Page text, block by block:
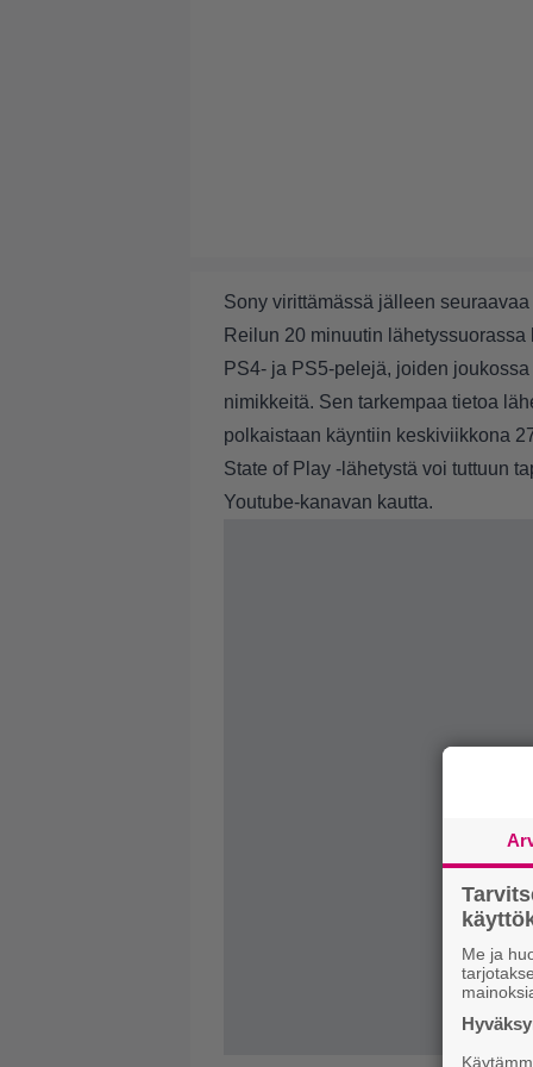
Sony virittämässä jälleen
Reilun 20 minuutin
PS4- ja PS5-pelejä, joiden
nimikkeitä. Sen tarkempaa tietoa
polkaistaan käyntiin keskiviikkona
State of Play -lähetystä voi tuttuun
Youtube-kanavan kautta.
Me ja